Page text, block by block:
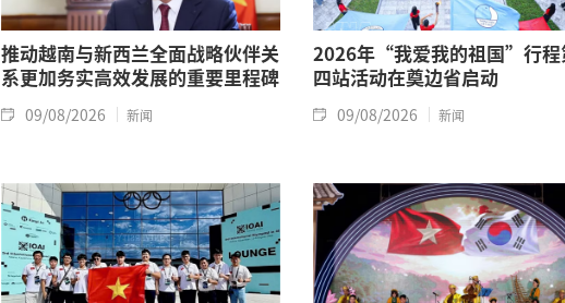
推动越南与新西兰全面战略伙伴关
系更加务实高效发展的重要里程碑
09/08/2026 新闻
2026年“我爱我的祖国”行程
四站活动在奠边省启动
09/08/2026 新闻